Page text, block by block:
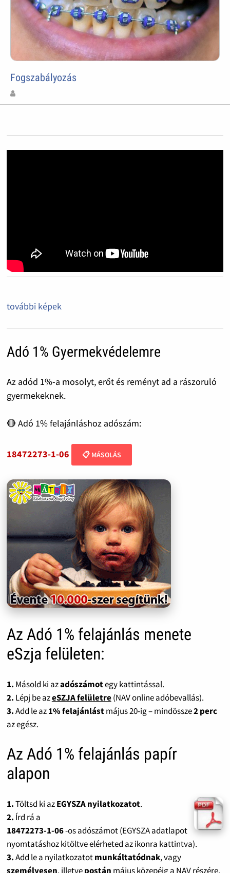
Fogszabályozás
további képek
Adó 1% Gyermekvédelemre
Az adód 1%-a mosolyt, erőt és reményt ad a rászoruló
gyermekeknek.
🔴 Adó 1% felajánláshoz adószám:
18472273-1-06 📋 MÁSOLÁS
Az Adó 1% felajánlás menete
eSzja felületen:
1. Másold ki azadószámotegy kattintással.
2. Lépj be azeSZJA felületre(NAV online adóbevallás).
3.Add le az1% felajánlástmájus 20-ig – mindössze2 perc
az egész.
Az Adó 1% felajánlás papír
alapon
1.Töltsd ki azEGYSZA nyilatkozatot.
2. Írd rá a
18472273-1-06-os adószámot (EGYSZA adatlapot
nyomtatáshoz kitöltve elérheted az ikonra kattintva).
3.Add le a nyilatkozatotmunkáltatódnak, vagy
személyesen, illetvepostán május közepéig a NAV részére.